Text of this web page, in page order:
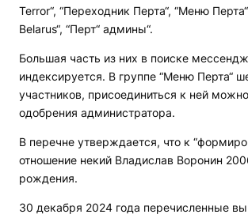
Terror“, “Переходник Перта“, “Меню
Belarus“, “Перт“ админы“.
Большая часть из них в поиске
индексируется. В группе “Меню Перта“
участников, присоединиться к ней
одобрения администратора.
В перечне утверждается, что к
отношение некий Владислав Воронин
рождения.
30 декабря 2024 года перечисленные